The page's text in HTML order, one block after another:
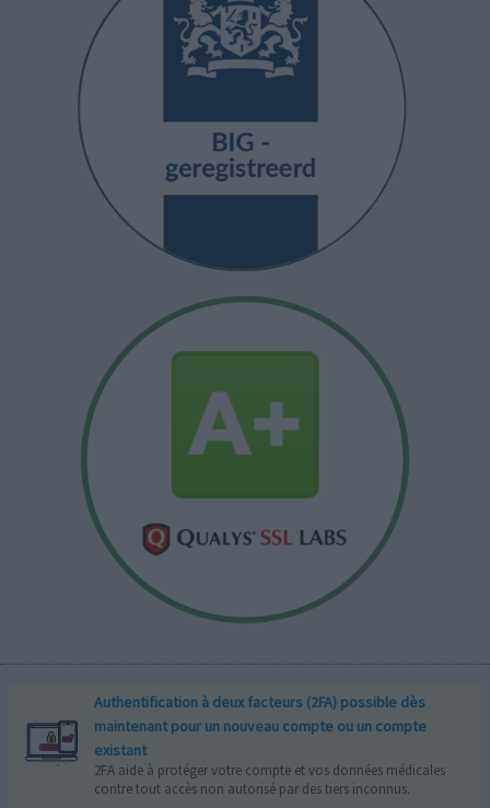
Authentification à deux facteurs (2FA) possible dès
maintenant pour un nouveau compte ou un compte
existant
2FA aide à protéger votre compte et vos données médicales
contre tout accès non autorisé par des tiers inconnus.